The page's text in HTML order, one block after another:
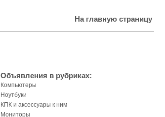
На главную страницу
Объявления в рубриках:
Компьютеры
Ноутбуки
КПК и аксессуары к ним
Мониторы